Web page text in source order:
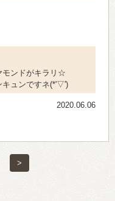
モンドがキラリ☆
キュンですネ(*'▽')
2020.06.06
>